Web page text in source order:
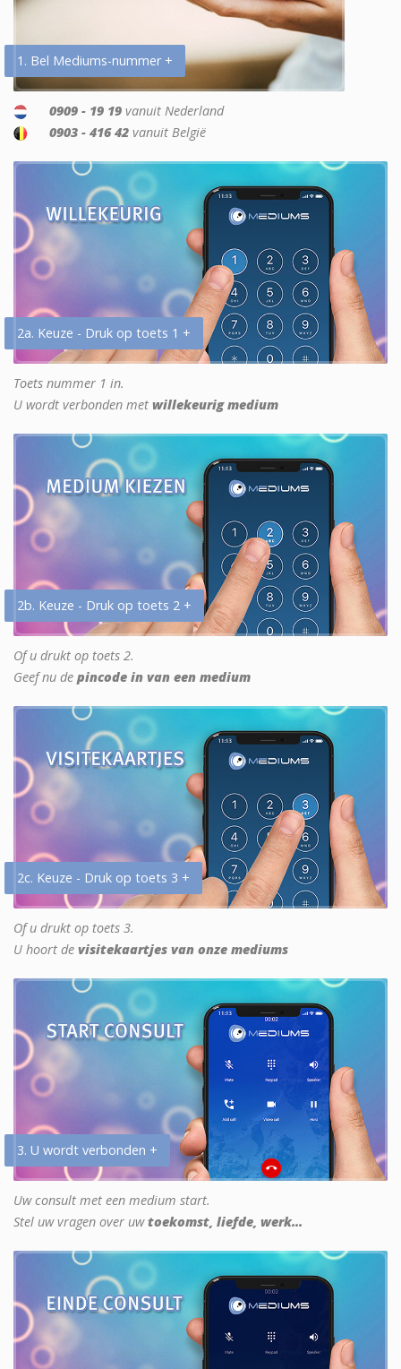
1. Bel Mediums-nummer +
0909 - 19 19 vanuit Nederland
0903 - 416 42 vanuit België
2a. Keuze - Druk op toets 1 +
Toets nummer 1 in.
U wordt verbonden met willekeurig medium
2b. Keuze - Druk op toets 2 +
Of u drukt op toets 2.
Geef nu de pincode in van een medium
2c. Keuze - Druk op toets 3 +
Of u drukt op toets 3.
U hoort de visitekaartjes van onze mediums
3. U wordt verbonden +
Uw consult met een medium start.
Stel uw vragen over uwtoekomst, liefde, werk...